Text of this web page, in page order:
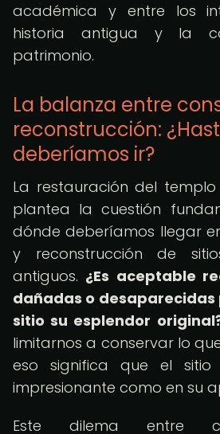
académica y entre los
historia antigua y la
patrimonio.
La balanza entre
reconstrucción:
deberíamos ir?
La restauración del
plantea la cuestión
dónde deberíamos llegar
y reconstrucción de
antiguos. ¿Es aceptable
dañadas o
sitio su esplendor
limitarnos a conservar lo
eso significa que el
impresionante como en su
Este dilema entre